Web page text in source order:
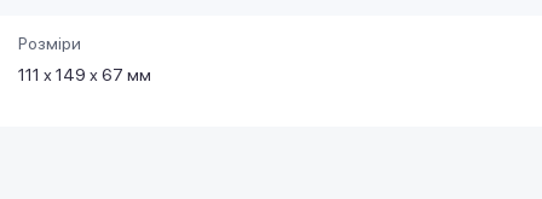
Розміри
111 х 149 х 67 мм